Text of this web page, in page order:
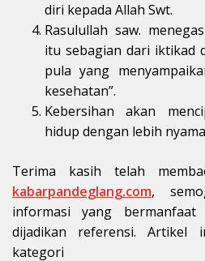
diri kepada Allah Swt.
Rasulullah saw.
itu sebagian dari iktikad
pula yang
kesehatan”.
Kebersihan akan
hidup dengan lebih
Terima kasih telah
kabarpandeglang.com,
informasi yang
dijadikan referensi. Artikel
kategori